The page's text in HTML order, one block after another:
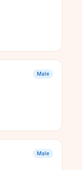
Male
Male